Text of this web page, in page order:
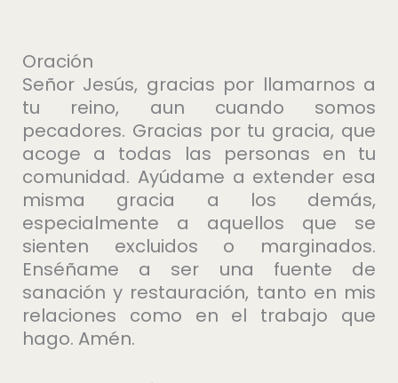
Oración
Señor Jesús, gracias por llamarnos a
tu reino, aun cuando somos
pecadores. Gracias por tu gracia, que
acoge a todas las personas en tu
comunidad. Ayúdame a extender esa
misma gracia a los demás,
especialmente a aquellos que se
sienten excluidos o marginados.
Enséñame a ser una fuente de
sanación y restauración, tanto en mis
relaciones como en el trabajo que
hago. Amén.